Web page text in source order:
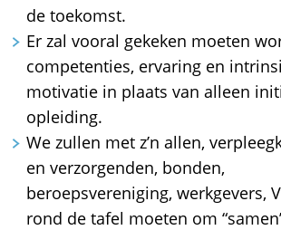
de toekomst.
Er zal vooral gekeken moeten
competenties, ervaring en
motivatie in plaats van alleen
opleiding.
We zullen met z’n allen,
en verzorgenden, bonden,
beroepsvereniging, werkgevers,
rond de tafel moeten om